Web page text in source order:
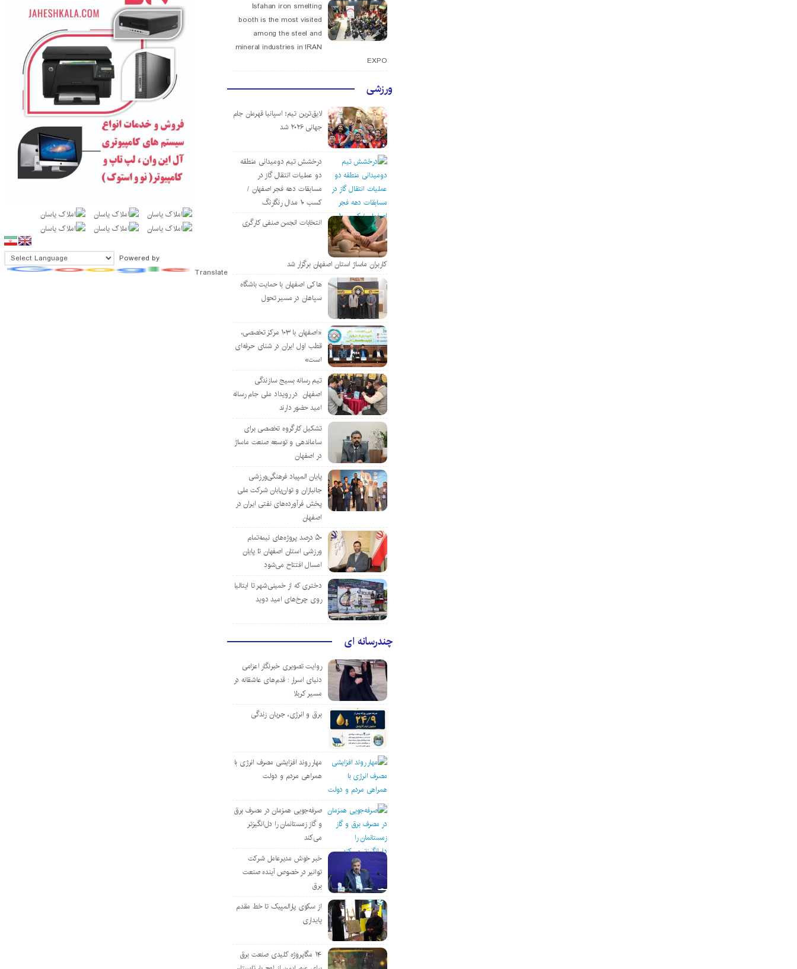
Isfahan iron smelting
booth is the most visited
among the steel and
mineral industries in IRAN
EXPO
ورزشی
لایق‌ترین تیم؛ اسپانیا قهرمان جام
جهانی ۲۰۲۶ شد
درخشش تیم دومیدانی منطقه
دو عملیات انتقال گاز در
مسابقات دهه فجر اصفهان /
کسب ۱۰ مدال رنگارنگ
انتخابات انجمن صنفی کارگری
کاربران ماساژ استان اصفهان برگزار شد
هاکی اصفهان با حمایت باشگاه
سپاهان در مسیر تحول
«اصفهان با ۱۰۳ مرکز تخصصی،
قطب اول ایران در شنای حرفه‌ای
است»
تیم رسانه بسیج سازندگی
اصفهان در رویداد ملی جام رسانه
امید حضور دارند
تشکیل کارگروه تخصصی برای
ساماندهی و توسعه صنعت ماساژ
در اصفهان
پایان المپیاد فرهنگی‌ورزشی
جانبازان و توان‌یابان شرکت ملی
پخش فرآورده‌های نفتی ایران در
اصفهان
۵۰ درصد پروژه‌های نیمه‌تمام
ورزشی استان اصفهان تا پایان
امسال افتتاح می‌شود
دختری که از خمینی‌شهر تا ایتالیا
روی چرخ‌های امید دوید
چندرسانه ای
روایت تصویری خبرنگار اعزامی
دنیای اسرار : قدم‌های عاشقانه در
مسیر کربلا
برق و انرژی، جریان زندگی
مهار روند افزایشی مصرف انرژی با
همراهی مردم و دولت
صرفه‌جویی همزمان در مصرف برق
و گاز زمستانمان را دل‌انگیزتر
می‌کند
خبر خوش مدیرعامل شرکت
توانیر در خصوص آینده صنعت
برق
از سکوی پارالمپیک تا خط مقدم
پایداری
۱۴ مگاپروژه‌ کلیدی صنعت برق
Powered by
Translate